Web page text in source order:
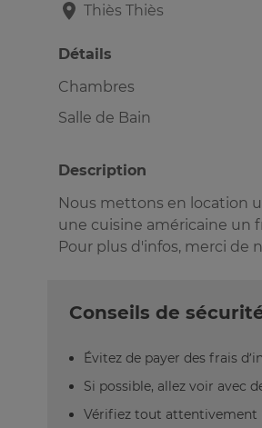
Thiès Thiès
Détails
Chambres
Salle de Bain
Description
Nous mettons en location
une cuisine américaine un
Pour plus d'infos, merci de
Conseils de
Évitez de payer des frais
Si possible, allez voir avec
Vérifiez tout attentivement